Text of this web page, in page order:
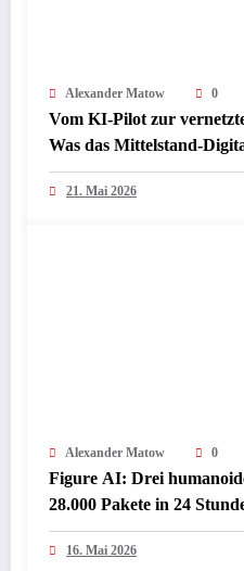
Alexander Matow 0
Vom KI-Pilot zur
Was das Mittelstand-
nächste Phase
21. Mai 2026
Alexander Matow 0
Figure AI: Drei
28.000 Pakete in 24
jetzt darüber schreibt
16. Mai 2026